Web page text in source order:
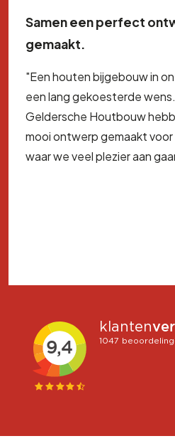
Samen een perfect
gemaakt.
"Een houten bijgebouw in
een lang gekoesterde
Geldersche Houtbouw
mooi ontwerp gemaakt
waar we veel plezier aan